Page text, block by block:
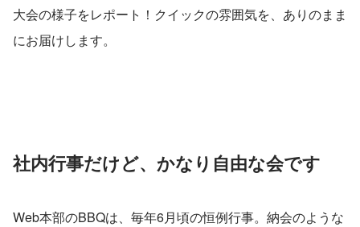
大会の様子をレポート！クイックの雰囲気を、ありのまま
にお届けします。
社内行事だけど、かなり自由な会です
Web本部のBBQは、毎年6月頃の恒例行事。納会のような